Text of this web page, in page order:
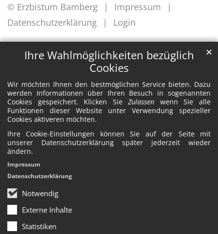
Ihre Wahlmöglichkeiten bezüglich
Cookies
Wir möchten Ihnen den bestmöglichen Service bieten. Dazu
werden Informationen über Ihren Besuch in sogenannten
Cookies gespeichert. Klicken SieZulassen wenn Sie alle
Funktionen dieser Website unter Verwendung spezieller
Cookies aktiveren möchten.
Ihre Cookie-Einstellungen können Sie auf der Seite mit
unserer Datenschutzerklärung später jederzeit wieder
ändern.
Notwendig
Externe Inhalte
Statistiken
✕
Impressum
Datenschutzerklärung
© Erzbistum Bamberg
Impressum
Datenschutzerklärung
Login